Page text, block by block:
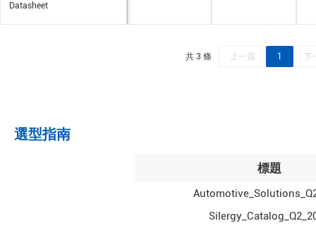
Datasheet
共 3 條 上一頁 1 下
選型指南
標題